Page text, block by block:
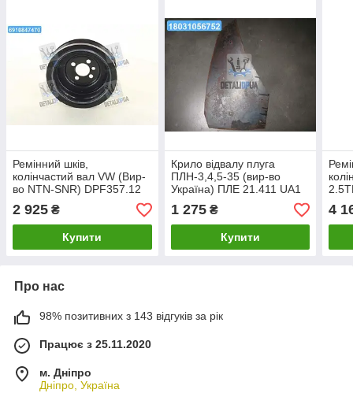
Ремінний шків,
колінчастий вал VW (Вир-
во NTN-SNR) DPF357.12
UA1
2 925 ₴
Купити
Крило відвалу плуга
ПЛН-3,4,5-35 (вир-во
Україна) ПЛЕ 21.411 UA1
1 275₴
Купити
4
Про нас
98% позитивних з 143 відгуків за рік
Працює з 25.11.2020
м. Дніпро
Дніпро, Україна